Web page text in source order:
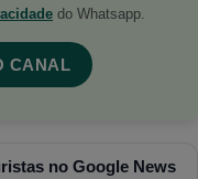
do Whatsapp.
CANAL
no Google News